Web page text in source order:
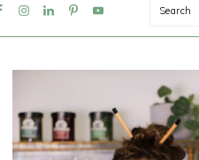
Search